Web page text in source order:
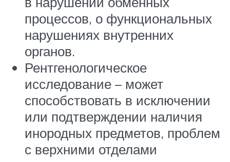
процессов, о функциональных
нарушениях внутренних
органов.
Рентгенологическое
исследование – может
способствовать в исключении
или подтверждении наличия
инородных предметов, проблем
с верхними отделами